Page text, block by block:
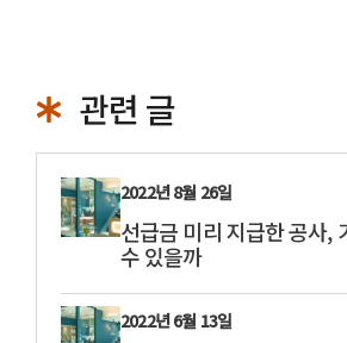
관련 글
2022년 8월 26일
선급금 미리 지급한 공사,
수 있을까
2022년 6월 13일